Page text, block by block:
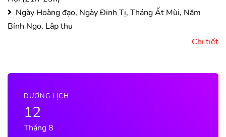
Ngày Hoàng đạo, Ngày Đinh Tị, Tháng Ất Mùi, Năm
Bính Ngọ, Lập thu
Chi tiết
DƯƠNG LỊCH
12
Tháng 8